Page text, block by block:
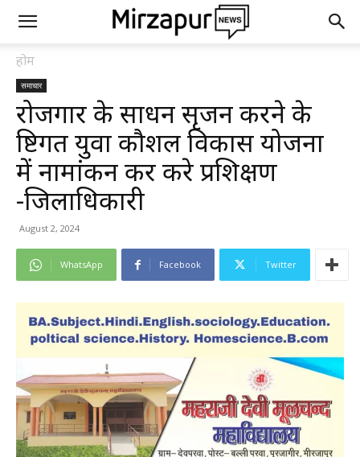
होम
समाचार
रोजगार के साधन सृजन करने के
दृष्टिगत युवा कौशल विकास योजना
में नामांकन कर करे प्रशिक्षण
-जिलाधिकारी
August 2, 2024
WhatsApp Facebook Twitter